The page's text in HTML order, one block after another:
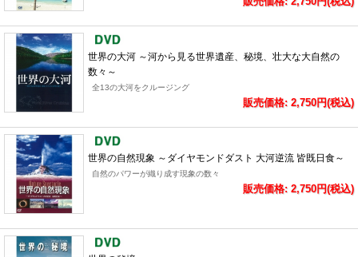
世界の大河 ～河から見る世界遺産、秘境、壮大な大自然の
数々～
全13の大河をクルージング
販売価格: 2,750円(税込)
世界の自然現象 ～ダイヤモンドダスト 大河逆流 皆既日食～
自然のパワーが織り成す現象の数々
販売価格: 2,750円(税込)